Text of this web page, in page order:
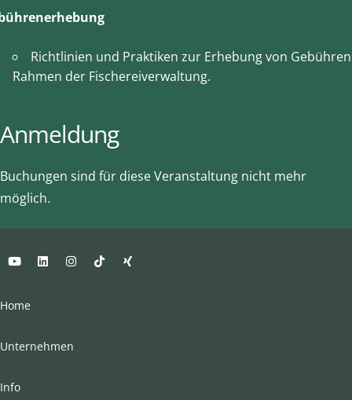
Richtlinien und Praktiken zur Erhebung von
Rahmen der Fischereiverwaltung.
Anmeldung
Buchungen sind für diese Veranstaltung nicht mehr
möglich.
Home
Unternehmen
Info